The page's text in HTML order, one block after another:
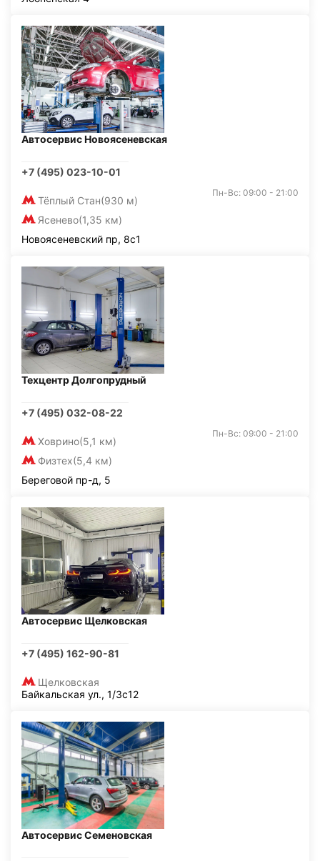
Автосервис Новоясеневская
+7 (495) 023-10-01
Тёплый Стан(930 м)
Ясенево(1,35 км)
Пн-Вс: 09:00 - 21:00
Новоясеневский пр, 8с1
Техцентр Долгопрудный
+7 (495) 032-08-22
Ховрино(5,1 км)
Физтех(5,4 км)
Пн-Вс: 09:00 - 21:00
Береговой пр-д, 5
Автосервис Щелковская
+7 (495) 162-90-81
Щелковская
Байкальская ул., 1/3с12
Автосервис Семеновская